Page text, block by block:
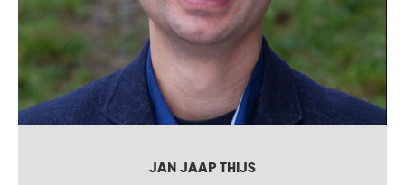
JAN JAAP THIJS